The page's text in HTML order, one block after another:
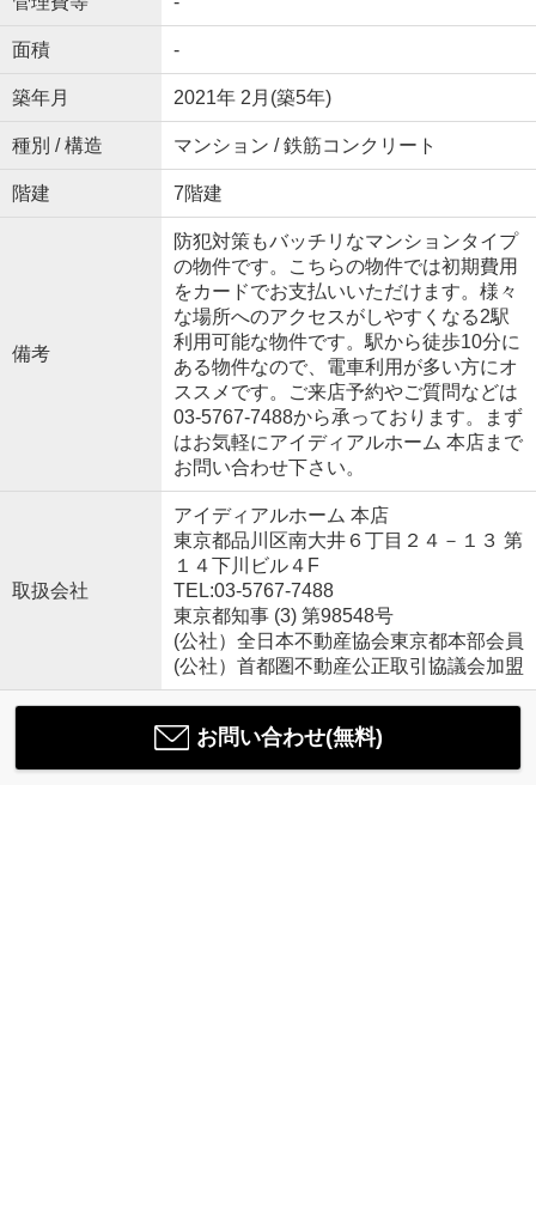
面積 -
築年月 2021年 2月(築5年)
種別 / 構造 マンション / 鉄筋コンクリート
階建 7階建
備考
防犯対策もバッチリなマンションタイプ
の物件です。こちらの物件では初期費用
をカードでお支払いいただけます。様々
な場所へのアクセスがしやすくなる2駅
利用可能な物件です。駅から徒歩10分に
ある物件なので、電車利用が多い方にオ
ススメです。ご来店予約やご質問などは
03-5767-7488から承っております。まず
はお気軽にアイディアルホーム 本店まで
お問い合わせ下さい。
取扱会社
アイディアルホーム 本店
東京都品川区南大井６丁目２４－１３ 第
１４下川ビル４F
TEL:03-5767-7488
東京都知事 (3) 第98548号
(公社）全日本不動産協会東京都本部会員
(公社）首都圏不動産公正取引協議会加盟
お問い合わせ(無料)